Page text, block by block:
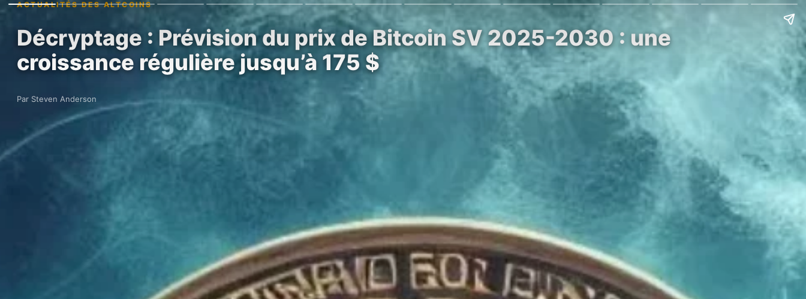
ACTUALITÉS DES ALTCOINS
Décryptage : Prévision du prix de Bitcoin SV 2025-2030 : une
croissance régulière jusqu’à 175 $
Par Steven Anderson